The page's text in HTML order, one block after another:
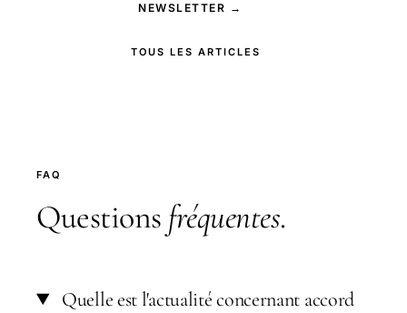
NEWSLETTER →
TOUS LES ARTICLES
FAQ
Questions fréquentes.
Quelle est l'actualité concernant accord